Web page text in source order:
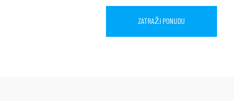
ZATRAŽI PONUDU